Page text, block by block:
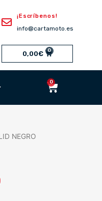
¡Escríbenos!
info@cartamoto.es
0,00€ 0Cart
0
NEGRO